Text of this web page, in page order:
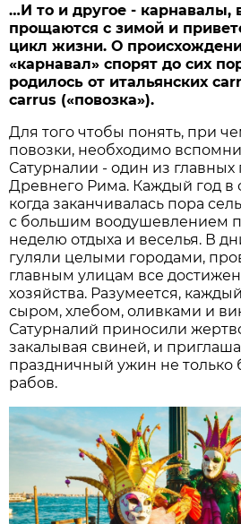
…И то и другое - карнавалы,
прощаются с зимой и
цикл жизни. О
«карнавал» спорят до сих
родилось от итальянских
carrus («повозка»).
Для того чтобы понять, при
повозки, необходимо
Сатурналии - один из главных
Древнего Рима. Каждый год в
когда заканчивалась пора
с большим воодушевлением
неделю отдыха и веселья. В
гуляли целыми городами,
главным улицам все
хозяйства. Разумеется,
сыром, хлебом, оливками и
Сатурналий приносили
закалывая свиней, и
праздничный ужин не только
рабов.